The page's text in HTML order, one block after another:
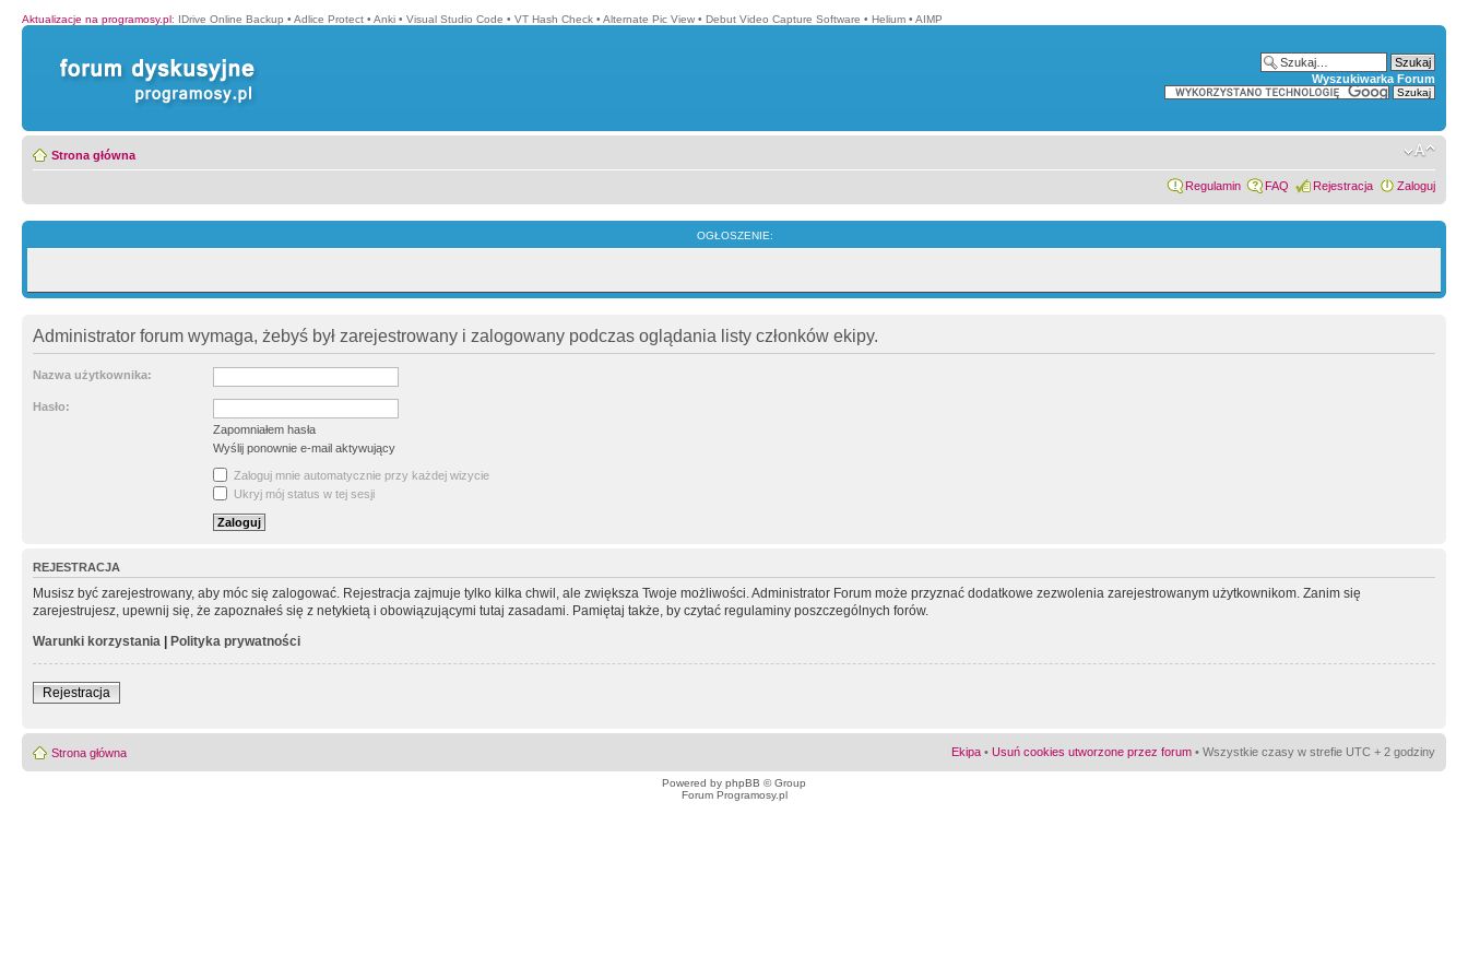
Aktualizacje na programosy.pl: IDrive Online Backup • Adlice Protect • Anki • Visual Studio Code • VT Hash Check • Alternate Pic View • Debut Video Capture Software • Helium • AIMP
Wyszukiwarka Forum
Strona główna
Regulamin FAQ Rejestracja Zaloguj
OGŁOSZENIE:
Administrator forum wymaga, żebyś był zarejestrowany i zalogowany podczas oglądania listy członków ekipy.
Nazwa użytkownika:
Hasło:
Zapomniałem hasła
Wyślij ponownie e-mail aktywujący
Zaloguj mnie automatycznie przy każdej wizycie
Ukryj mój status w tej sesji
REJESTRACJA
Musisz być zarejestrowany, aby móc się zalogować. Rejestracja zajmuje tylko kilka chwil, ale zwiększa Twoje możliwości. Administrator Forum może przyznać dodatkowe zezwolenia zarejestrowanym użytkownikom. Zanim się
zarejestrujesz, upewnij się, że zapoznałeś się z netykietą i obowiązującymi tutaj zasadami. Pamiętaj także, by czytać regulaminy poszczególnych forów.
Warunki korzystania | Polityka prywatności
Rejestracja
Strona główna Ekipa • Usuń cookies utworzone przez forum • Wszystkie czasy w strefie UTC + 2 godziny
Powered by phpBB © Group
Forum Programosy.pl